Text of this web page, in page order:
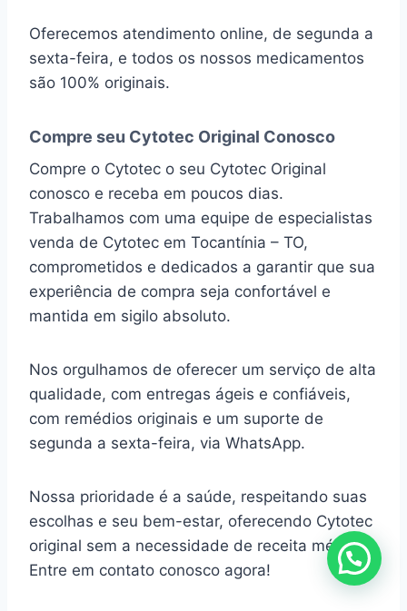
Oferecemos atendimento online, de segunda a
sexta-feira, e todos os nossos medicamentos
são 100% originais.
Compre seu Cytotec Original Conosco
Compre o Cytotec o seu Cytotec Original
conosco e receba em poucos dias.
Trabalhamos com uma equipe de especialistas
venda de Cytotec em Tocantínia – TO,
comprometidos e dedicados a garantir que sua
experiência de compra seja confortável e
mantida em sigilo absoluto.
Nos orgulhamos de oferecer um serviço de alta
qualidade, com entregas ágeis e confiáveis,
com remédios originais e um suporte de
segunda a sexta-feira, via WhatsApp.
Nossa prioridade é a saúde, respeitando suas
escolhas e seu bem-estar, oferecendo Cytotec
original sem a necessidade de receita médica.
Entre em contato conosco agora!